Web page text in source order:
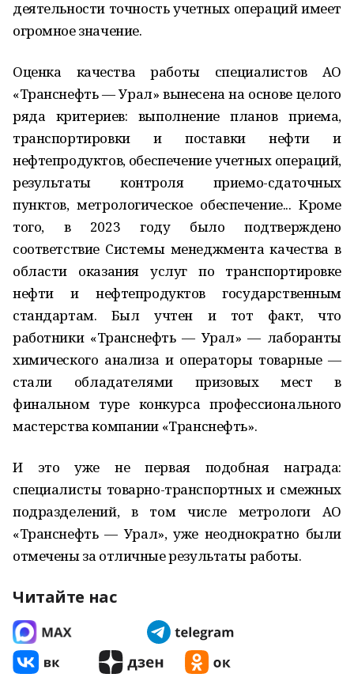
деятельности точность учетных операций имеет
огромное значение.
Оценка качества работы специалистов АО
«Транснефть — Урал» вынесена на основе целого
ряда критериев: выполнение планов приема,
транспортировки и поставки нефти и
нефтепродуктов, обеспечение учетных операций,
результаты контроля приемо-сдаточных
пунктов, метрологическое обеспечение... Кроме
того, в 2023 году было подтверждено
соответствие Системы менеджмента качества в
области оказания услуг по транспортировке
нефти и нефтепродуктов государственным
стандартам. Был учтен и тот факт, что
работники «Транснефть — Урал» — лаборанты
химического анализа и операторы товарные —
стали обладателями призовых мест в
финальном туре конкурса профессионального
мастерства компании «Транснефть».
И это уже не первая подобная награда:
специалисты товарно-транспортных и смежных
подразделений, в том числе метрологи АО
«Транснефть — Урал», уже неоднократно были
отмечены за отличные результаты работы.
Читайте нас